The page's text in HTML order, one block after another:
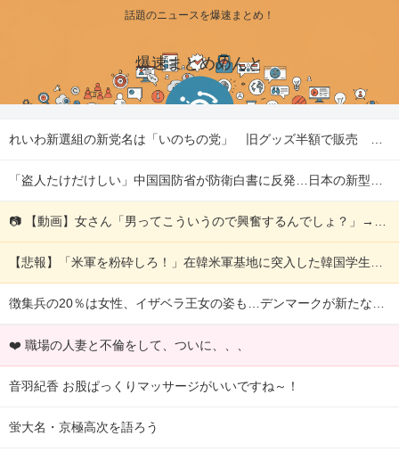
話題のニュースを爆速まとめ！
爆速まとめめんと
れいわ新選組の新党名は「いのちの党」 旧グッズ半額で販売 どうなる秘書給与疑惑 他
「盗人たけだけしい」中国国防省が防衛白書に反発…日本の新型軍国主義と批判！ 他
📷 【動画】女さん「男ってこういうので興奮するんでしょ？」→何かがおかしいｗｗｗｗ 他
【悲報】「米軍を粉砕しろ！」在韓米軍基地に突入した韓国学生、即逮捕 他
徴集兵の20％は女性、イザベラ王女の姿も…デンマークが新たな兵役制度開始！ 他
❤️ 職場の人妻と不倫をして、ついに、、、
音羽紀香 お股ぱっくりマッサージがいいですね～！
蛍大名・京極高次を語ろう